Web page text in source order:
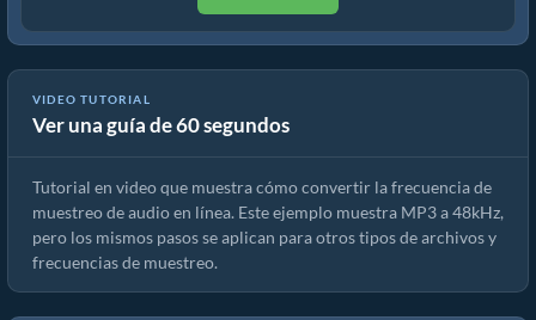
VIDEO TUTORIAL
Ver una guía de 60 segundos
Cómo convertir la frecuencia de muestreo de audio.
Tutorial en video que muestra cómo convertir la frecuencia de
muestreo de audio en línea. Este ejemplo muestra MP3 a 48kHz,
pero los mismos pasos se aplican para otros tipos de archivos y
frecuencias de muestreo.